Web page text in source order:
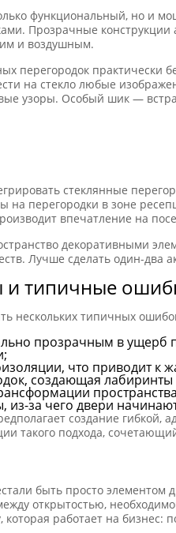
функциональный, но и
Прозрачные
и воздушным.
перегородок
на стекло любые
узоры. Особый шик —
стеклянные
на перегородки в зоне
впечатление на
декоративными
Лучше сделать один-два
и типичные
нескольких типичных
прозрачным в ущерб
что приводит
создающая
за чего двери
создание
такого подхода,
быть просто
открытостью,
которая работает на